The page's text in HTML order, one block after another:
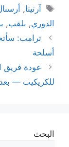
الوسوم
آرتيتا,
الدوري, بلقب,
ترامب:
أسلحة
عودة فريق
للكريكيت —
البحث